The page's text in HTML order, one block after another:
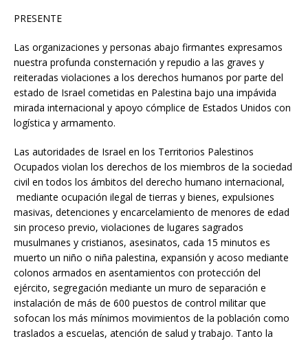
PRESENTE
Las organizaciones y personas abajo firmantes expresamos
nuestra profunda consternación y repudio a las graves y
reiteradas violaciones a los derechos humanos por parte del
estado de Israel cometidas en Palestina bajo una impávida
mirada internacional y apoyo cómplice de Estados Unidos con
logística y armamento.
Las autoridades de Israel en los Territorios Palestinos
Ocupados violan los derechos de los miembros de la sociedad
civil en todos los ámbitos del derecho humano internacional,
mediante ocupación ilegal de tierras y bienes, expulsiones
masivas, detenciones y encarcelamiento de menores de edad
sin proceso previo, violaciones de lugares sagrados
musulmanes y cristianos, asesinatos, cada 15 minutos es
muerto un niño o niña palestina, expansión y acoso mediante
colonos armados en asentamientos con protección del
ejército, segregación mediante un muro de separación e
instalación de más de 600 puestos de control militar que
sofocan los más mínimos movimientos de la población como
traslados a escuelas, atención de salud y trabajo. Tanto la